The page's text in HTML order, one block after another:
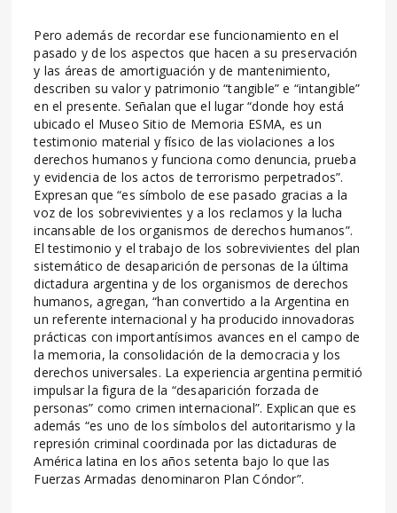
Pero además de recordar ese funcionamiento en el
pasado y de los aspectos que hacen a su preservación
y las áreas de amortiguación y de mantenimiento,
describen su valor y patrimonio “tangible” e “intangible”
en el presente. Señalan que el lugar “donde hoy está
ubicado el Museo Sitio de Memoria ESMA, es un
testimonio material y físico de las violaciones a los
derechos humanos y funciona como denuncia, prueba
y evidencia de los actos de terrorismo perpetrados”.
Expresan que “es símbolo de ese pasado gracias a la
voz de los sobrevivientes y a los reclamos y la lucha
incansable de los organismos de derechos humanos”.
El testimonio y el trabajo de los sobrevivientes del plan
sistemático de desaparición de personas de la última
dictadura argentina y de los organismos de derechos
humanos, agregan, “han convertido a la Argentina en
un referente internacional y ha producido innovadoras
prácticas con importantísimos avances en el campo de
la memoria, la consolidación de la democracia y los
derechos universales. La experiencia argentina permitió
impulsar la figura de la “desaparición forzada de
personas” como crimen internacional”. Explican que es
además “es uno de los símbolos del autoritarismo y la
represión criminal coordinada por las dictaduras de
América latina en los años setenta bajo lo que las
Fuerzas Armadas denominaron Plan Cóndor”.